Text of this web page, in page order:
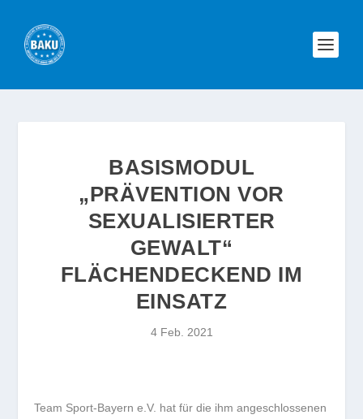
BASISMODUL
„PRÄVENTION VOR
SEXUALISIERTER
GEWALT“
FLÄCHENDECKEND IM
EINSATZ
4 Feb. 2021
Team Sport-Bayern e.V. hat für die ihm angeschlossenen